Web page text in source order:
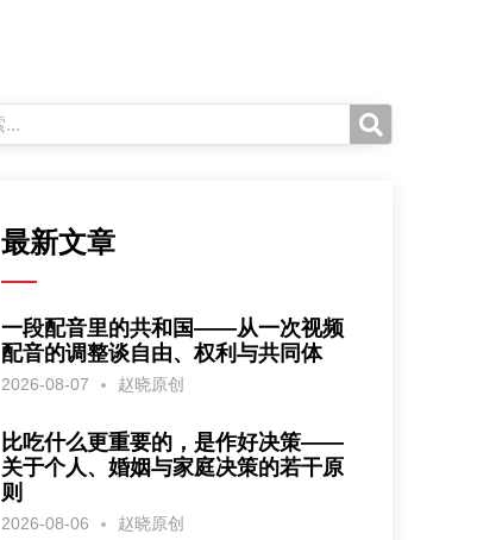
最新文章
一段配音里的共和国——从一次视频
配音的调整谈自由、权利与共同体
2026-08-07 赵晓原创
比吃什么更重要的，是作好决策——
关于个人、婚姻与家庭决策的若干原
则
2026-08-06 赵晓原创